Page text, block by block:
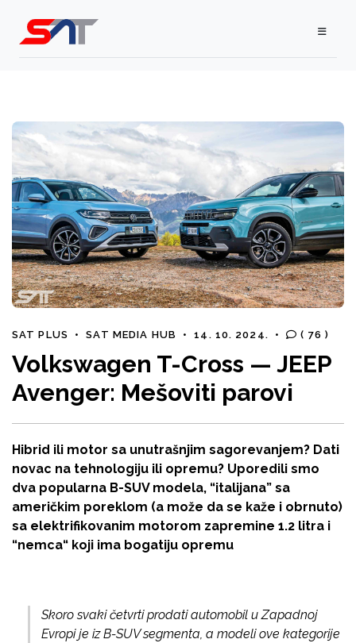
SAT PLUS • SAT MEDIA HUB • 14. 10. 2024. • ( 76 )
Volkswagen T-Cross — JEEP
Avenger: Mešoviti parovi
Hibrid ili motor sa unutrašnjim sagorevanjem? Dati
novac na tehnologiju ili opremu? Uporedili smo
dva popularna B-SUV modela, “italijana” sa
američkim poreklom (a može da se kaže i obrnuto)
sa elektrifikovanim motorom zapremine 1.2 litra i
“nemca“ koji ima bogatiju opremu
Skoro svaki četvrti prodati automobil u Zapadnoj
Evropi je iz B-SUV segmenta, a modeli ove kategorije